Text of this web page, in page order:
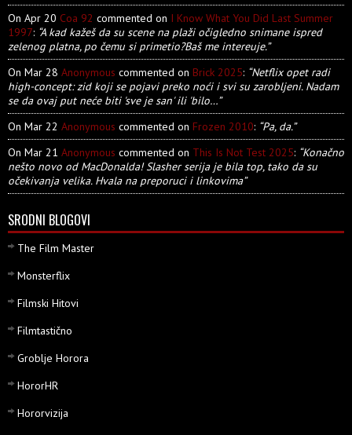
On Apr 20 Coa 92 commented on I Know What You Did Last Summer
1997: “A kad kažeš da su scene na plaži očigledno snimane ispred
zelenog platna, po čemu si primetio?Baš me intereuje.”
On Mar 28 Anonymous commented on Brick 2025: “Netflix opet radi
high-concept: zid koji se pojavi preko noći i svi su zarobljeni. Nadam
se da ovaj put neće biti 'sve je san' ili 'bilo…”
On Mar 22 Anonymous commented on Frozen 2010: “Pa, da.”
On Mar 21 Anonymous commented on This Is Not Test 2025: “Konačno
nešto novo od MacDonalda! Slasher serija je bila top, tako da su
očekivanja velika. Hvala na preporuci i linkovima”
SRODNI BLOGOVI
The Film Master
Monsterflix
Filmski Hitovi
Filmtastično
Groblje Horora
HororHR
Hororvizija